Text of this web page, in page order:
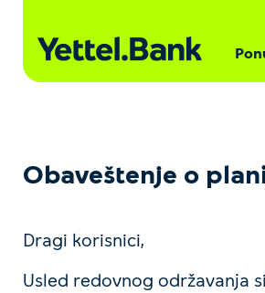
Obaveštenje o
Dragi korisnici,
Usled redovnog održavanja